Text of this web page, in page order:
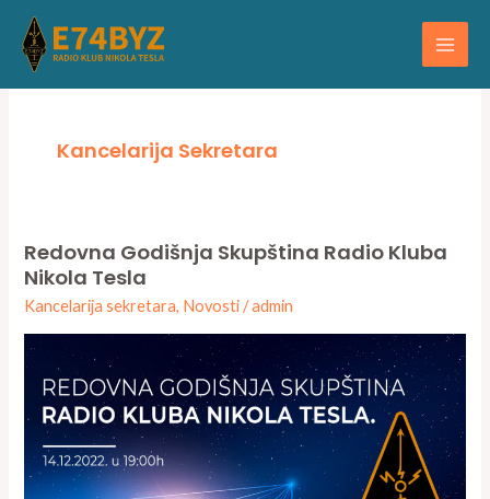
content
Main
Kancelarija Sekretara
Redovna Godišnja Skupština Radio Kluba
Nikola Tesla
Kancelarija sekretara, Novosti/admin
Redovna
godišnja
skupština
kluba
Nikola
Tesla